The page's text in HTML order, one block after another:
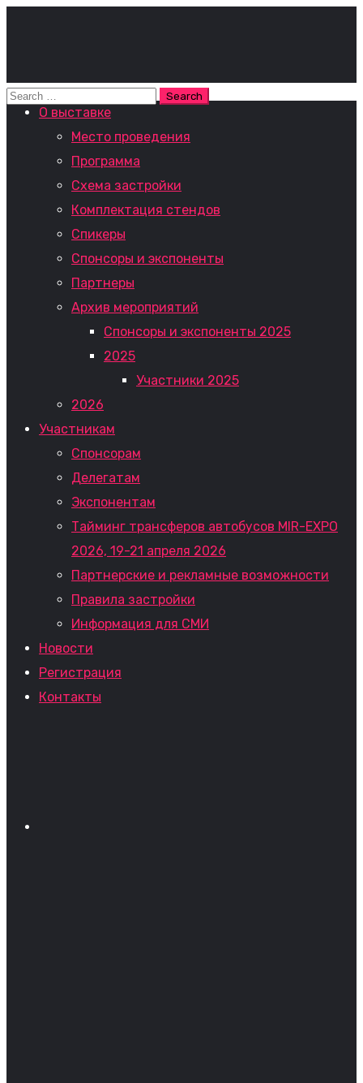
О выставке
Место проведения
Программа
Схема застройки
Комплектация стендов
Спикеры
Спонсоры и экспоненты
Партнеры
Архив мероприятий
Спонсоры и экспоненты 2025
2025
Участники 2025
2026
Участникам
Спонсорам
Делегатам
Экспонентам
Тайминг трансферов автобусов MIR-EXPO
2026, 19-21 апреля 2026
Партнерские и рекламные возможности
Правила застройки
Информация для СМИ
Новости
Регистрация
Контакты